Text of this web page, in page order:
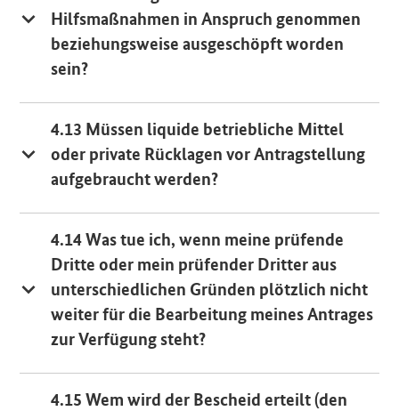
Hilfsmaßnahmen in Anspruch genommen
beziehungsweise ausgeschöpft worden
sein?
4.13 Müssen liquide betriebliche Mittel
oder private Rücklagen vor Antragstellung
aufgebraucht werden?
4.14 Was tue ich, wenn meine prüfende
Dritte oder mein prüfender Dritter aus
unterschiedlichen Gründen plötzlich nicht
weiter für die Bearbeitung meines Antrages
zur Verfügung steht?
4.15 Wem wird der Bescheid erteilt (den